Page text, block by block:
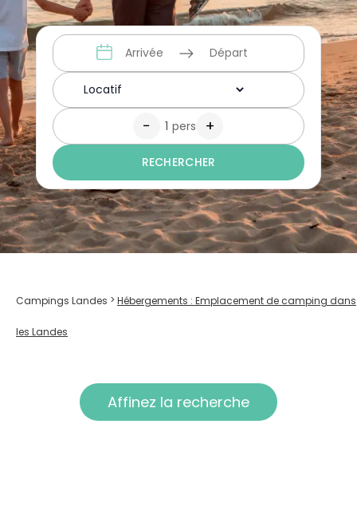
− pers +
RECHERCHER
Campings Landes > Hébergements : Emplacement de camping dans
les Landes
Affinez la recherche